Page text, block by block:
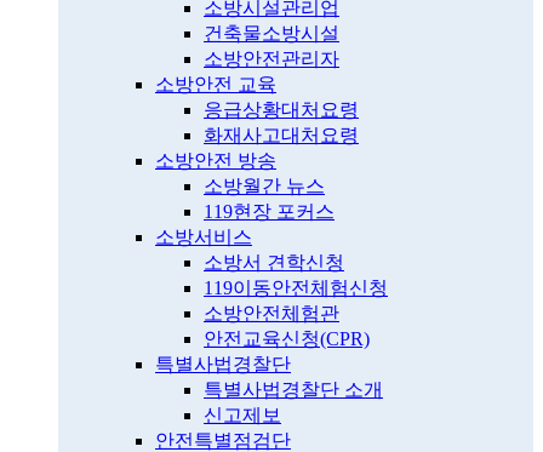
소방시설관리업
건축물소방시설
소방안전관리자
소방안전 교육
응급상황대처요령
화재사고대처요령
소방안전 방송
소방월간 뉴스
119현장 포커스
소방서비스
소방서 견학신청
119이동안전체험신청
소방안전체험관
안전교육신청(CPR)
특별사법경찰단
특별사법경찰단 소개
신고제보
안전특별점검단